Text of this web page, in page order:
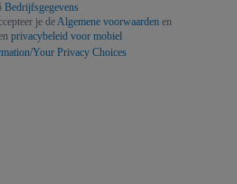
Bedrijfsgegevens
je deAlgemene voorwaarden en
privacybeleid voor mobiel
Your Privacy Choices